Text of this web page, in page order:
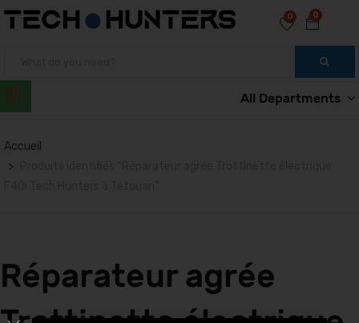
0
0
All Departments
Accueil
Réparateur agrée